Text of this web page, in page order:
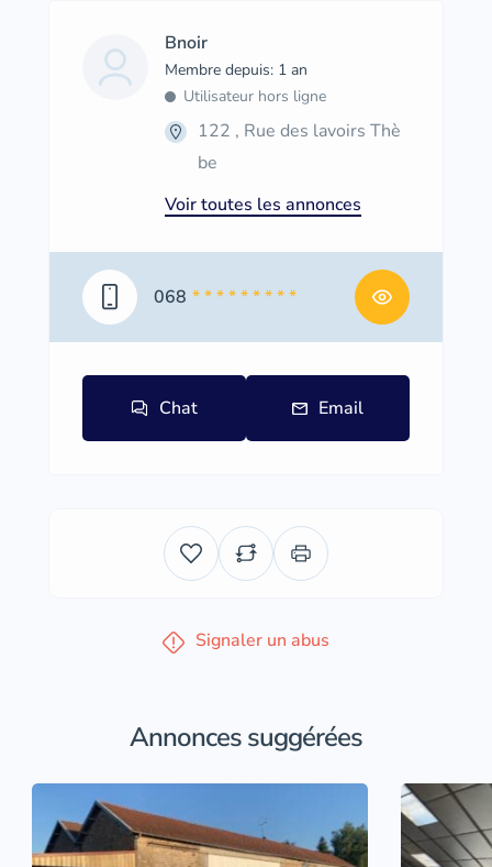
Bnoir
Membre depuis: 1 an
Utilisateur hors ligne
122 , Rue des lavoirs Thè
be
Voir toutes les annonces
068 * * * * * * * * *
Chat Email
Signaler un abus
Annonces suggérées